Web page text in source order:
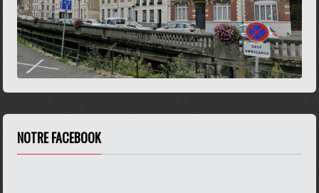
NOTRE FACEBOOK